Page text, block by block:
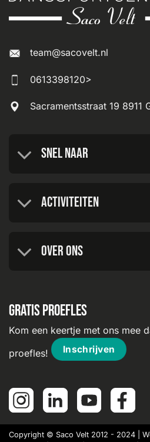
team@sacovelt.nl
0613398120>
Sacramentsstraat 19 8911
Snel naar
Activiteiten
Over ons
Gratis proefles
Kom een keertje met ons mee
proefles!
Inschrijven
Copyright © Saco Velt 2012 - 2024 |